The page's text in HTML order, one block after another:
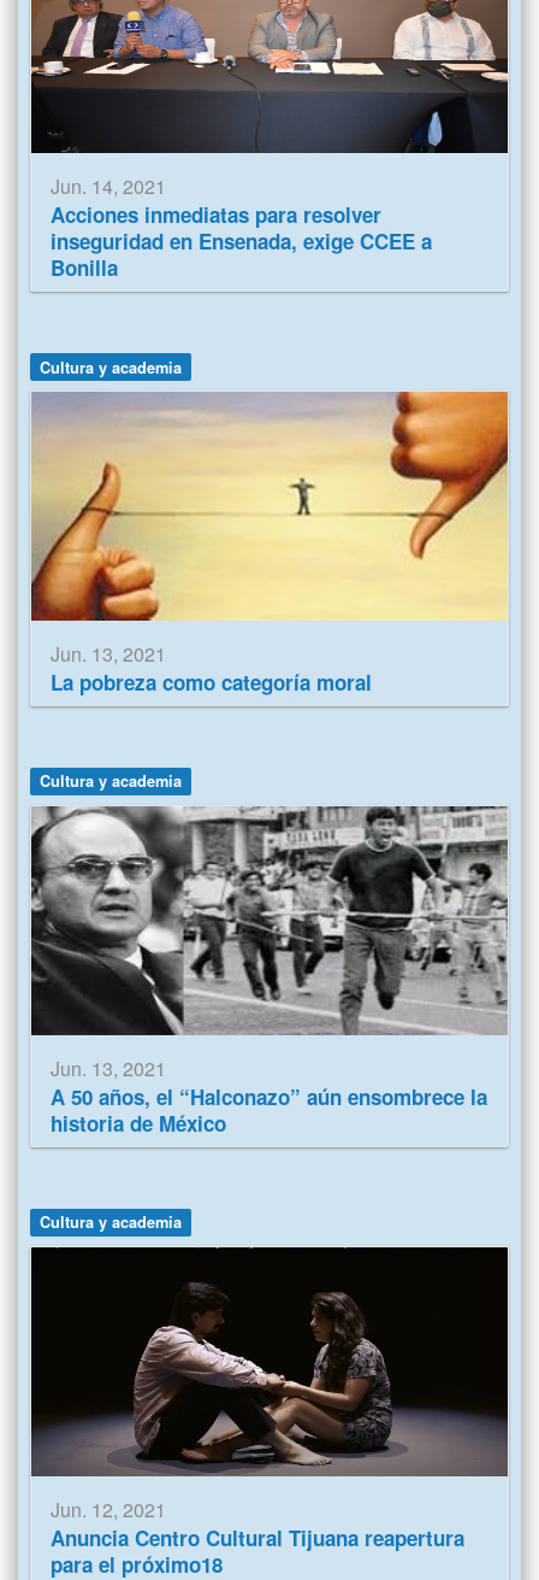
Jun. 14, 2021
Acciones inmediatas para resolver
inseguridad en Ensenada, exige CCEE a
Bonilla
Cultura y academia
Jun. 13, 2021
La pobreza como categoría moral
Cultura y academia
Jun. 13, 2021
A 50 años, el “Halconazo” aún ensombrece la
historia de México
Cultura y academia
Jun. 12, 2021
Anuncia Centro Cultural Tijuana reapertura
para el próximo18